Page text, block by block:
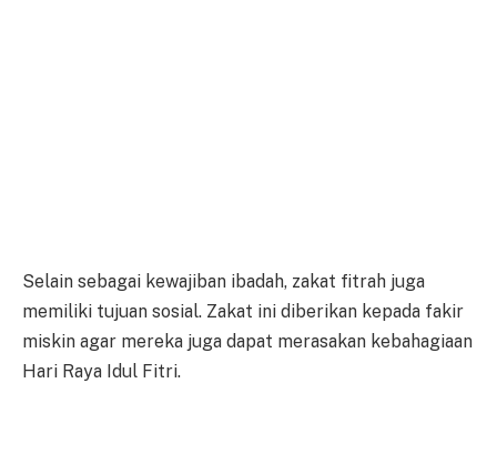
Selain sebagai kewajiban ibadah, zakat fitrah juga
memiliki tujuan sosial. Zakat ini diberikan kepada fakir
miskin agar mereka juga dapat merasakan kebahagiaan
Hari Raya Idul Fitri.